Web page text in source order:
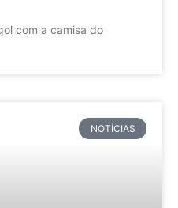
com a camisa do
NOTÍCIAS